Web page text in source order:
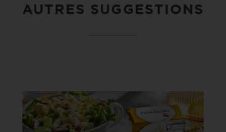
AUTRES SUGGESTIONS